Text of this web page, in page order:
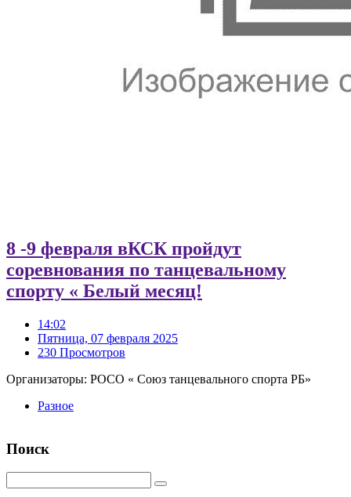
8 -9 февраля вКСК пройдут
соревнования по танцевальному
спорту « Белый месяц!
14:02
Пятница, 07 февраля 2025
230 Просмотров
Организаторы: РОСО « Союз танцевального спорта РБ»
Разное
Поиск